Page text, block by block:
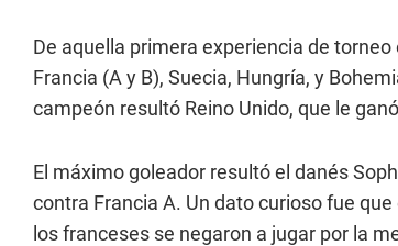
De aquella primera experiencia de
Francia (A y B), Suecia, Hungría, y
campeón resultó Reino Unido, que le
El máximo goleador resultó el danés
contra Francia A. Un dato curioso fue
los franceses se negaron a jugar por la